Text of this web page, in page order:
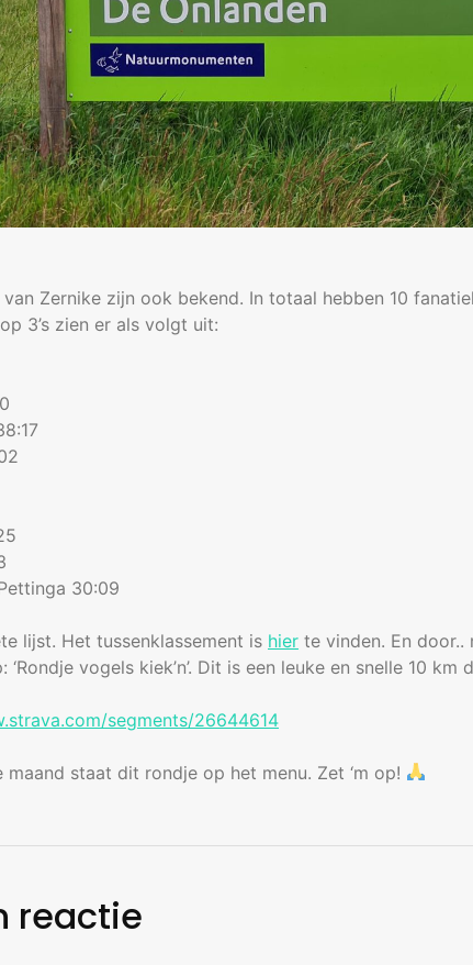
Zernike zijn ook bekend. In totaal hebben 10
3’s zien er als volgt uit:
30:09
lijst. Het tussenklassement is hier te vinden. En door..
vogels kiek’n’. Dit is een leuke en snelle 10 km
segments/26644614
staat dit rondje op het menu. Zet ‘m op!
reactie